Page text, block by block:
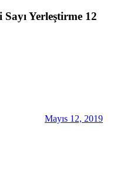
Yerleştirme 12
Mayıs 12, 2019